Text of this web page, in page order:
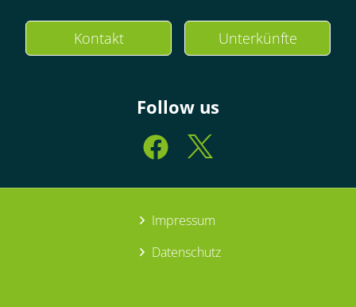
Kontakt Unterkünfte
Follow us
Impressum
Datenschutz